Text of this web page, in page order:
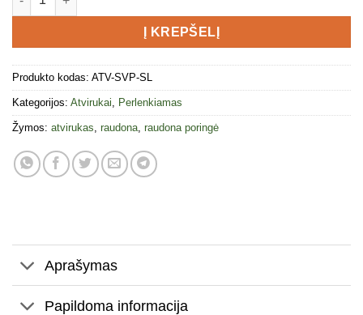
Į KREPŠELĮ
Produkto kodas: ATV-SVP-SL
Kategorijos: Atvirukai, Perlenkiamas
Žymos: atvirukas, raudona, raudona poringė
Aprašymas
Papildoma informacija